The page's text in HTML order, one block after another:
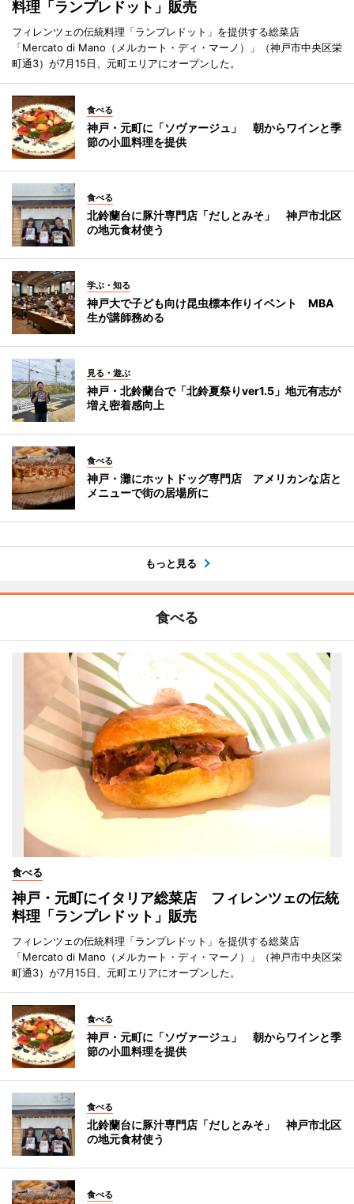
料理「ランプレドット」販売
フィレンツェの伝統料理「ランプレドット」を提供する総菜店
「Mercato di Mano（メルカート・ディ・マーノ）」（神戸市中央区栄
町通3）が7月15日、元町エリアにオープンした。
食べる
神戸・元町に「ソヴァージュ」 朝からワインと季
節の小皿料理を提供
食べる
北鈴蘭台に豚汁専門店「だしとみそ」 神戸市北区
の地元食材使う
学ぶ・知る
神戸大で子ども向け昆虫標本作りイベント MBA
生が講師務める
見る・遊ぶ
神戸・北鈴蘭台で「北鈴夏祭りver1.5」地元有志が
増え密着感向上
食べる
神戸・灘にホットドッグ専門店 アメリカンな店と
メニューで街の居場所に
もっと見る
食べる
食べる
神戸・元町にイタリア総菜店 フィレンツェの伝統
料理「ランプレドット」販売
フィレンツェの伝統料理「ランプレドット」を提供する総菜店
「Mercato di Mano（メルカート・ディ・マーノ）」（神戸市中央区栄
町通3）が7月15日、元町エリアにオープンした。
食べる
神戸・元町に「ソヴァージュ」 朝からワインと季
節の小皿料理を提供
食べる
北鈴蘭台に豚汁専門店「だしとみそ」 神戸市北区
の地元食材使う
食べる